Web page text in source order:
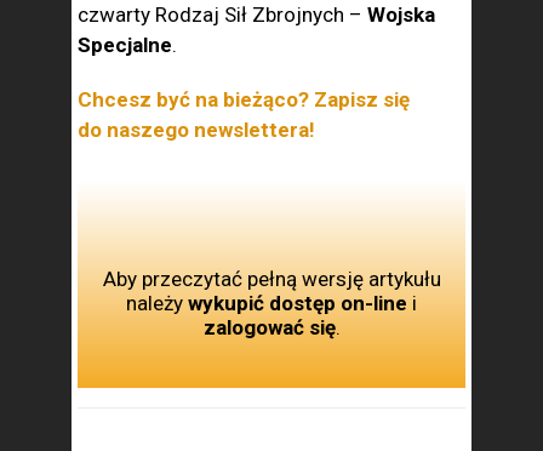
czwarty Rodzaj Sił Zbrojnych – Wojska
Specjalne.
Chcesz być na bieżąco? Zapisz się
do naszego newslettera!
Aby przeczytać pełną wersję artykułu
należy wykupić dostęp on-line i
zalogować się.